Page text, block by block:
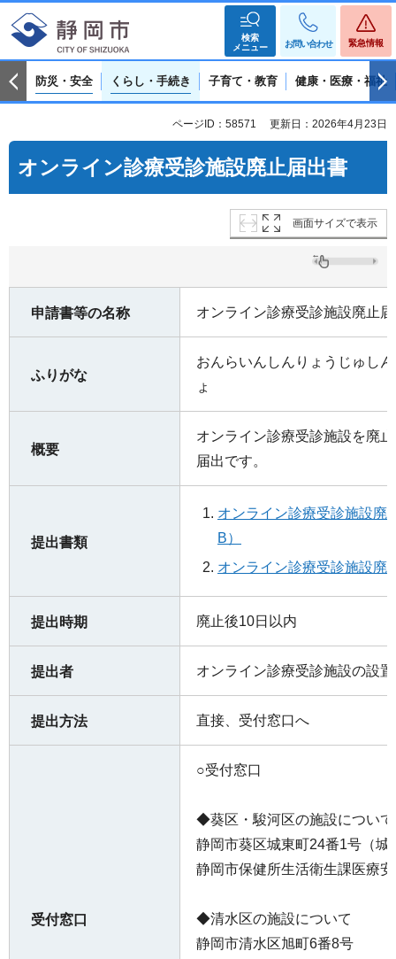
検索
メニュー
お問い合わせ 緊急情報
防災・安全 くらし・手続き 子育て・教育 健康・医療・福祉
ページID：58571 更新日：2026年4月23日
オンライン診療受診施設廃止届出書
画面サイズで表示
申請書等の名称 オンライン診療受診施設廃止
ふりがな
おんらいんしんりょうじゅし
ょ
概要
オンライン診療受診施設を廃
届出です。
提出書類
オンライン診療受診施設廃
B）
オンライン診療受診施設廃
提出時期 廃止後10日以内
提出者 オンライン診療受診施設の設
提出方法 直接、受付窓口へ
受付窓口
○受付窓口
◆葵区・駿河区の施設について
静岡市葵区城東町24番1号（城
静岡市保健所生活衛生課医療
◆清水区の施設について
静岡市清水区旭町6番8号